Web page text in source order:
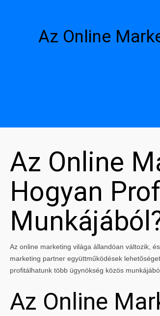
Az Online
Az Online
Hogyan
Az online marketing világa állandóan változik,
marketing partner együttműködések
profitálhatunk több ügynökség közös
Az Online